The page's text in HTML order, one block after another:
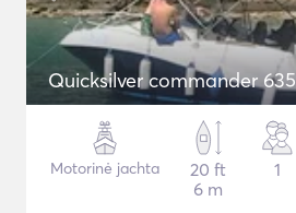
Quicksilver commander 635
Motorinė jachta
20 ft
6 m
1